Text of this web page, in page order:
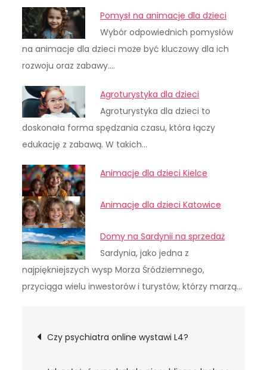
Pomysł na animacje dla dzieci
Wybór odpowiednich pomysłów
na animacje dla dzieci może być kluczowy dla ich
rozwoju oraz zabawy.…
Agroturystyka dla dzieci
Agroturystyka dla dzieci to
doskonała forma spędzania czasu, która łączy
edukację z zabawą. W takich…
Animacje dla dzieci Kielce
Animacje dla dzieci Katowice
Domy na Sardynii na sprzedaż
Sardynia, jako jedna z
najpiękniejszych wysp Morza Śródziemnego,
przyciąga wielu inwestorów i turystów, którzy marzą…
Nawigacja
Czy psychiatra online wystawi L4?